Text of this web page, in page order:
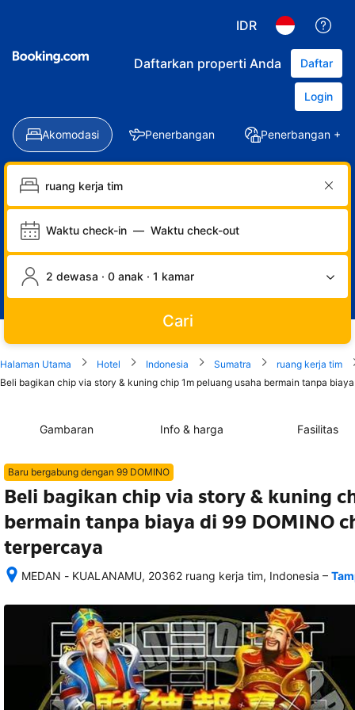
IDR
Daftarkan properti Anda Daftar
Login
Akomodasi Penerbangan Penerbangan +
Waktu check-in — Waktu check-out
2 dewasa · 0 anak · 1 kamar
Cari
Halaman Utama Hotel Indonesia Sumatra
ruang kerja tim
Beli bagikan chip via story & kuning chip 1m peluang usaha bermain tanpa
Gambaran Info & harga Fasilitas
Baru bergabung dengan 99 DOMINO
Beli bagikan chip via story & kuning
bermain tanpa biaya di 99 DOMINO
terpercaya
MEDAN - KUALANAMU, 20362 ruang kerja tim, Indonesia
memesan,
semua
akomodasi
termasuk
nomor
telepon
–